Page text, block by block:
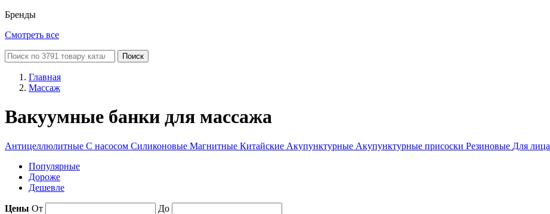
Бренды
Смотреть все
Поиск
Главная
Массаж
Вакуумные банки для массажа
Антицеллюлитные С насосом Силиконовые Магнитные Китайские Акупунктурные Акупунктурные присоски Резиновые Для лица
Популярные
Дороже
Дешевле
Цены От До